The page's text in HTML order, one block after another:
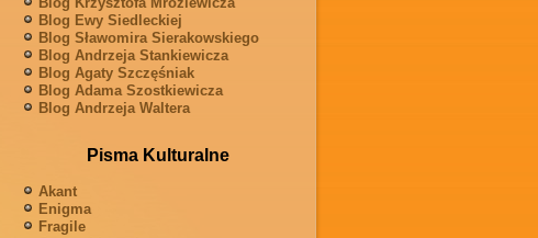
Blog Ewy Siedleckiej
Blog Sławomira Sierakowskiego
Blog Andrzeja Stankiewicza
Blog Agaty Szczęśniak
Blog Adama Szostkiewicza
Blog Andrzeja Waltera
Pisma Kulturalne
Akant
Enigma
Fragile